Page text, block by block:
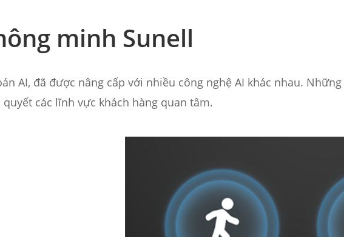
minh Sunell
AI, đã được nâng cấp với nhiều công nghệ AI khác nhau.
các lĩnh vực khách hàng quan tâm.